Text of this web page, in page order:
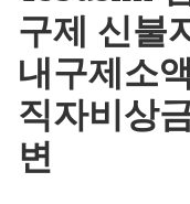
구제 신불
내구제소
직자비상
변